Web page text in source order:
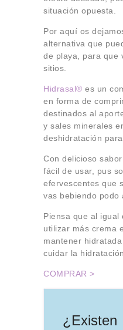
situación opuesta.
Por aquí os
alternativa que
de playa, para que
sitios.
Hidrasal® es un
en forma de
destinados al
y sales minerales
deshidratación
Con delicioso
fácil de usar, pus
efervescentes que
vas bebiendo podo
Piensa que al igual
utilizar más crema
mantener
cuidar la
COMPRAR >
¿Existen